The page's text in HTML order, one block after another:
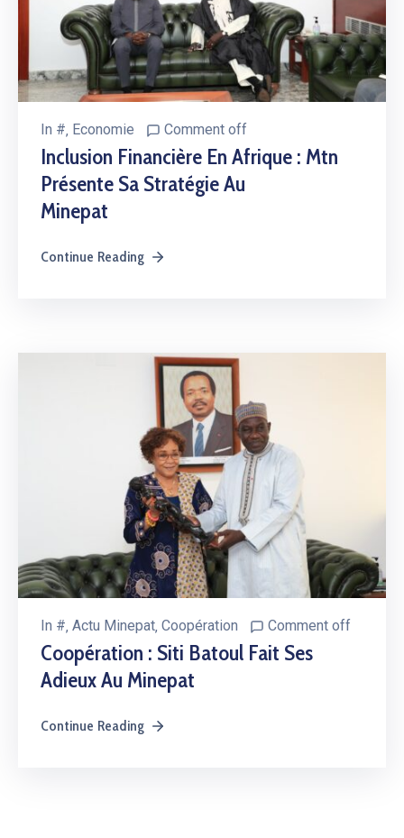
In #‚ Economie Comment off
Inclusion Financière En Afrique : Mtn
Présente Sa Stratégie Au
Minepat
Continue Reading
In #‚ Actu Minepat‚ Coopération Comment off
Coopération : Siti Batoul Fait Ses
Adieux Au Minepat ㅤㅤㅤㅤㅤㅤㅤㅤㅤㅤㅤㅤㅤㅤㅤㅤ
Continue Reading